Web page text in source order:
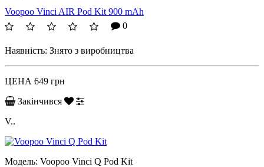
Voopoo Vinci AIR Pod Kit 900 mAh
0
Наявність: Знято з виробництва
ЦЕНА 649 грн
Закінчився
V..
Модель: Voopoo Vinci Q Pod Kit